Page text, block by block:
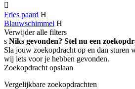

Fries paard H
Blauwschimmel H
Verwijder alle filters
s Niks gevonden? Stel nu een
Sla jouw zoekopdracht op en dan sturen
wij iets voor je hebben gevonden.
Zoekopdracht opslaan
Vergelijkbare zoekopdrachten